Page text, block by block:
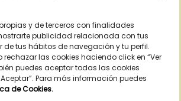
y de terceros con finalidades
publicidad relacionada con tus
de tus hábitos de navegación y tu perfil.
rechazar las cookies haciendo click en “Ver
puedes aceptar todas las cookies
Para más información puedes
de Cookies.